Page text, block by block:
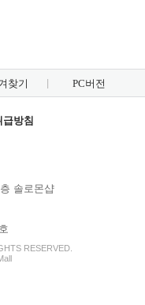
찾기 PC버전
방침
솔로몬샵
RESERVED.